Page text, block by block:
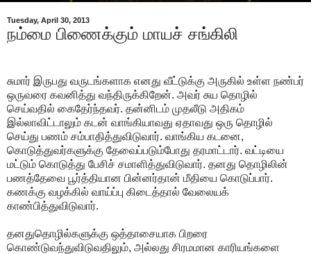
Tuesday, April 30, 2013
நம்மை பிணைக்கும் மாயச் சங்கிலி
சுமார் இருபது வருடங்களாக எனது வீட்டுக்கு அருகில் உள்ள நண்பர்
ஒருவரை கவனித்து வந்திருக்கிறேன். அவர் சுய தொழில்
செய்வதில் கைதேர்ந்தவர். தன்னிடம் முதலீடு அதிகம்
இல்லாவிட்டாலும் கடன் வாங்கியாவது ஏதாவது ஒரு தொழில்
செய்து பணம் சம்பாதித்துவிடுவார். வாங்கிய கடனை,
கொடுத்துவர்களுக்கு தேவைப்படும்போது தரமாட்டார். வட்டியை
மட்டும் கொடுத்து பேசிச் சமாளித்துவிடுவார். தனது தொழிலின்
பணத்தேவை பூர்த்தியான பின்னர்தான் மீதியை கொடுப்பார்.
கணக்கு வழக்கில் வாய்ப்பு கிடைத்தால் வேலையக்
காண்பித்துவிடுவார்.
தனதுதொழில்களுக்கு ஒத்தாசையாக பிறரை
கொண்டுவந்துவிடுவதிலும், அல்லது சிரமமான காரியங்களை